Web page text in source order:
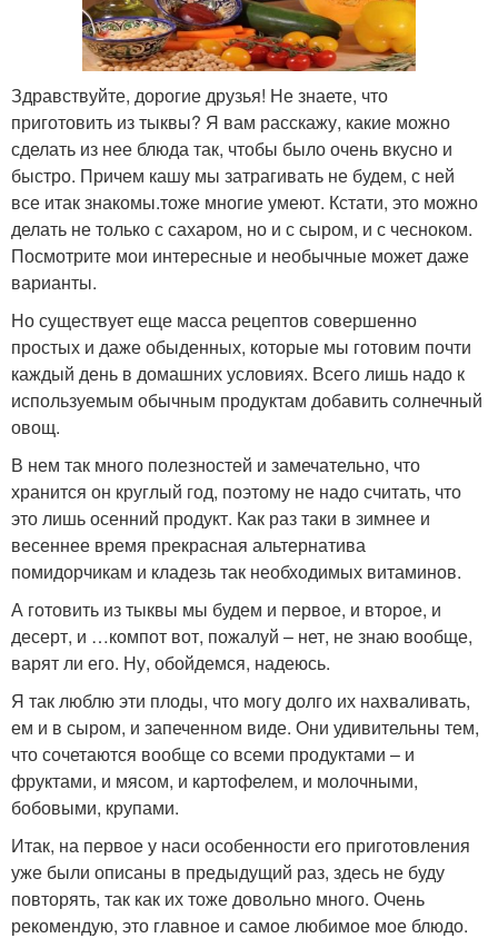
Здравствуйте, дорогие друзья! Не знаете, что
приготовить из тыквы? Я вам расскажу, какие можно
сделать из нее блюда так, чтобы было очень вкусно и
быстро. Причем кашу мы затрагивать не будем, с ней
все итак знакомы.тоже многие умеют. Кстати, это можно
делать не только с сахаром, но и с сыром, и с чесноком.
Посмотрите мои интересные и необычные может даже
варианты.
Но существует еще масса рецептов совершенно
простых и даже обыденных, которые мы готовим почти
каждый день в домашних условиях. Всего лишь надо к
используемым обычным продуктам добавить солнечный
овощ.
В нем так много полезностей и замечательно, что
хранится он круглый год, поэтому не надо считать, что
это лишь осенний продукт. Как раз таки в зимнее и
весеннее время прекрасная альтернатива
помидорчикам и кладезь так необходимых витаминов.
А готовить из тыквы мы будем и первое, и второе, и
десерт, и …компот вот, пожалуй – нет, не знаю вообще,
варят ли его. Ну, обойдемся, надеюсь.
Я так люблю эти плоды, что могу долго их нахваливать,
ем и в сыром, и запеченном виде. Они удивительны тем,
что сочетаются вообще со всеми продуктами – и
фруктами, и мясом, и картофелем, и молочными,
бобовыми, крупами.
Итак, на первое у наси особенности его приготовления
уже были описаны в предыдущий раз, здесь не буду
повторять, так как их тоже довольно много. Очень
рекомендую, это главное и самое любимое мое блюдо.